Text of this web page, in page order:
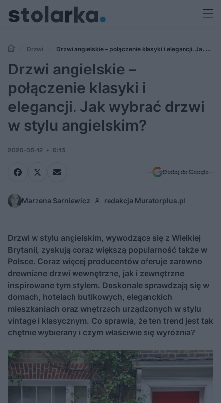
Drzwi
Drzwi angielskie – połączenie klasyki i elegancji. Jak
wybrać drzwi w stylu angielskim?
Drzwi angielskie –
połączenie klasyki i
elegancji. Jak wybrać drzwi
w stylu angielskim?
2026-05-12 6:13
Dodaj do Google
Marzena Sarniewicz redakcja Muratorplus.pl
Drzwi w stylu angielskim, wywodzące się z Wielkiej
Brytanii, zyskują coraz większą popularność także w
Polsce. Coraz więcej producentów oferuje zarówno
drewniane drzwi wewnętrzne, jak i zewnętrzne
inspirowane tym stylem. Doskonale sprawdzają się w
domach, hotelach butikowych, eleganckich
mieszkaniach oraz wnętrzach urządzonych w stylu
vintage i klasycznym. Co sprawia, że ten trend jest tak
chętnie wybierany i czym właściwie się wyróżnia?